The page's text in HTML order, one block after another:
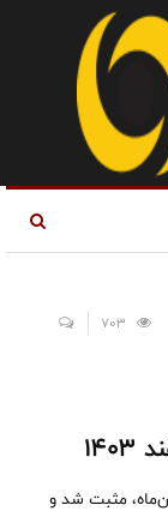
مثبت شد و